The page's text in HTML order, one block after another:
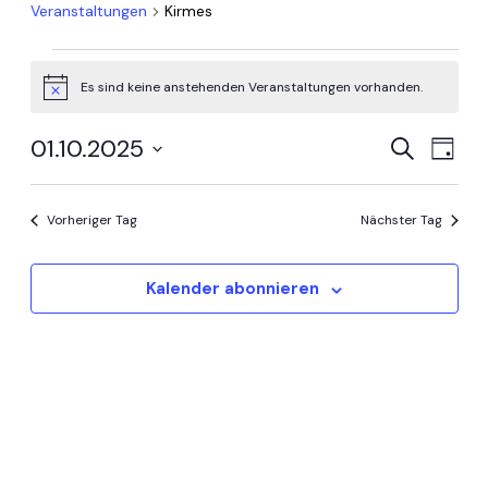
Veranstaltungen Kirmes
Veranstaltungen
für
1
Oktober
2025
HinweisEs sind keine anstehenden Veranstaltungen vorhanden.
und
SucheTag
01.10.2025
Datum
Vorheriger Tag Nächster Tag
Kalender abonnieren